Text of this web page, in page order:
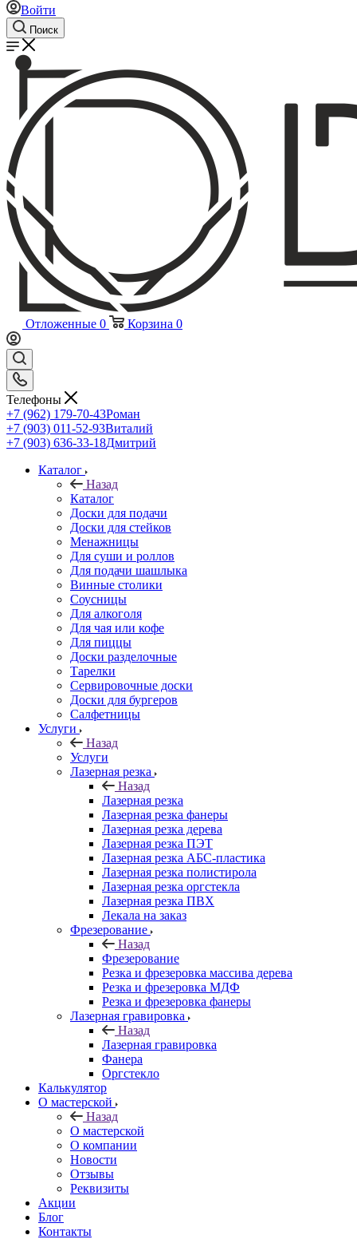
Войти
Поиск
Отложенные 0 Корзина 0
Телефоны
+7 (962) 179-70-43Роман
+7 (903) 011-52-93Виталий
+7 (903) 636-33-18Дмитрий
Каталог
Назад
Каталог
Доски для подачи
Доски для стейков
Менажницы
Для суши и роллов
Для подачи шашлыка
Винные столики
Соусницы
Для алкоголя
Для чая или кофе
Для пиццы
Доски разделочные
Тарелки
Сервировочные доски
Доски для бургеров
Салфетницы
Услуги
Назад
Услуги
Лазерная резка
Назад
Лазерная резка
Лазерная резка фанеры
Лазерная резка дерева
Лазерная резка ПЭТ
Лазерная резка АБС-пластика
Лазерная резка полистирола
Лазерная резка оргстекла
Лазерная резка ПВХ
Лекала на заказ
Фрезерование
Назад
Фрезерование
Резка и фрезеровка массива дерева
Резка и фрезеровка МДФ
Резка и фрезеровка фанеры
Лазерная гравировка
Назад
Лазерная гравировка
Фанера
Орг­стек­ло
Калькулятор
О мастерской
Назад
О мастерской
О компании
Новости
Отзывы
Реквизиты
Акции
Блог
Контакты